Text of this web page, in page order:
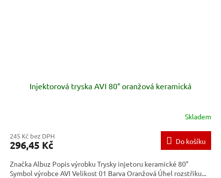
Injektorová tryska AVI 80° oranžová keramická
Skladem
245 Kč bez DPH
296,45 Kč Do košíku
Značka Albuz Popis výrobku Trysky injetoru keramické 80°
Symbol výrobce AVI Velikost 01 Barva Oranžová Úhel rozstřiku...